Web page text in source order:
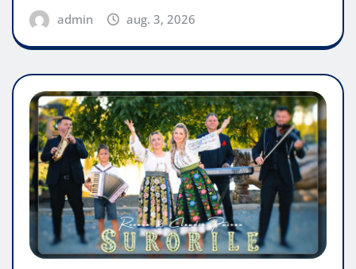
admin aug. 3, 2026